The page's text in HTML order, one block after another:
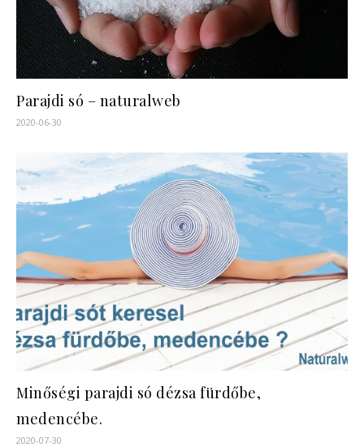
Parajdi só – naturalweb
2020-06-30
Minőségi parajdi só dézsa fürdőbe,
medencébe.
2020-07-30